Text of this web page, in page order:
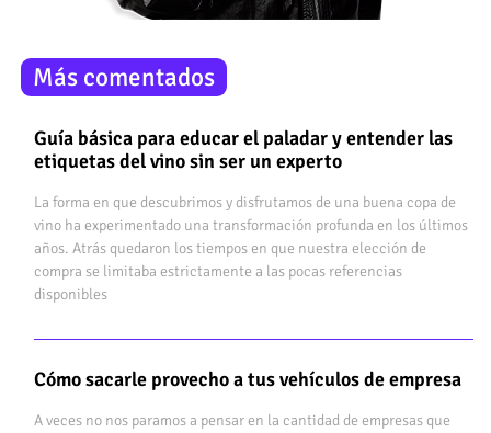
Más comentados
Guía básica para educar el paladar y entender las
etiquetas del vino sin ser un experto
La forma en que descubrimos y disfrutamos de una buena copa de
vino ha experimentado una transformación profunda en los últimos
años. Atrás quedaron los tiempos en que nuestra elección de
compra se limitaba estrictamente a las pocas referencias
disponibles
Cómo sacarle provecho a tus vehículos de empresa
A veces no nos paramos a pensar en la cantidad de empresas que